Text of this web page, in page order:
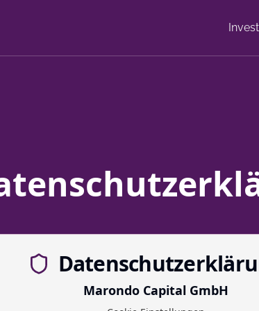
Marondo Capital GmbH